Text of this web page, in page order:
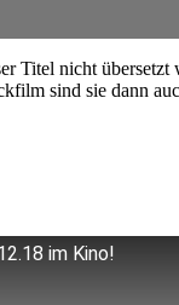
Titel nicht
sind sie dann
im Kino!